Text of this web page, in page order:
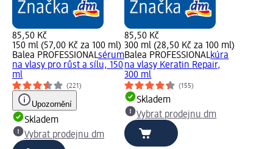
85,50 Kč
150 ml (57,00 Kč za 100 ml)
Balea PROFESSIONALsérum
na vlasy pro růst a sílu, 150
ml
(221)
Upozornění
Skladem
Vybrat prodejnu dm
85,50 Kč
300 ml (28,50 Kč za 100 ml)
Balea PROFESSIONALkúra
na vlasy Keratin Repair,
300 ml
(155)
Skladem
Vybrat prodejnu dm